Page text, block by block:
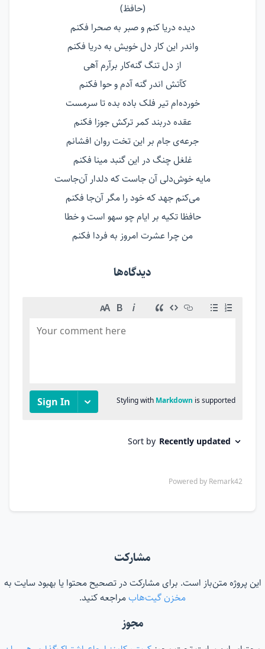
(حافظ)
دیده دریا کنم و صبر به صحرا فکنم
واندر این کار دل خویش به دریا فکنم
از دل تنگ گنه‌کار برآرم آهی
کآتش اندر گنه آدم و حوا فکنم
خورده‌ام تیر فلک باده بده تا سرمست
عقده دربند کمر ترکش جوزا فکنم
جرعه‌ی جام بر این تخت روان افشانم
غلغل چنگ در این گنبد مینا فکنم
مایه خوش‌دلی آن جاست که دلدار آن‌جاست
می‌کنم جهد که خود را مگر آن‌جا فکنم
حافظا تکیه بر ایام چو سهو است و خطا
من چرا عشرت امروز به فردا فکنم
دیدگاه‌ها
مشارکت
این پروژه متن‌باز است. برای مشارکت در تصحیح محتوا یا بهبود سایت به
مخزن گیت‌هابمراجعه کنید.
مجوز